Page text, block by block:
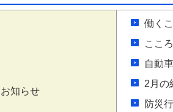
お知らせ
働く
ここ
自動
2月の
防災